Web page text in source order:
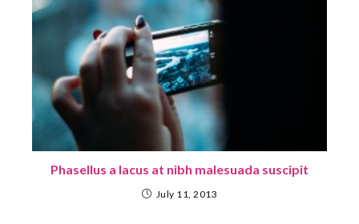
Phasellus a lacus at nibh malesuada suscipit
July 11, 2013